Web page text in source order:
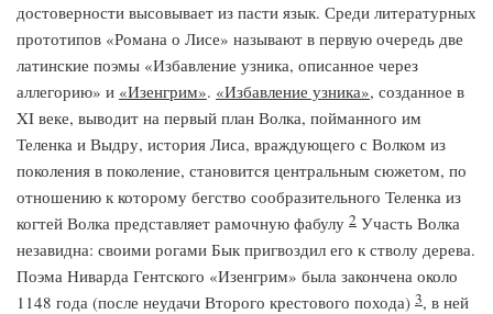
достоверности высовывает из пасти язык. Среди литературных
прототипов «Романа о Лисе» называют в первую очередь две
латинские поэмы «Избавление узника, описанное через
аллегорию» и «Изенгрим». «Избавление узника», созданное в
XI веке, выводит на первый план Волка, пойманного им
Теленка и Выдру, история Лиса, враждующего с Волком из
поколения в поколение, становится центральным сюжетом, по
отношению к которому бегство сообразительного Теленка из
когтей Волка представляет рамочную фабулу 2 Участь Волка
незавидна: своими рогами Бык пригвоздил его к стволу дерева.
Поэма Ниварда Гентского «Изенгрим» была закончена около
1148 года (после неудачи Второго крестового похода) 3, в ней